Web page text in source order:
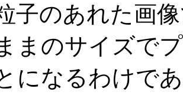
子のあれた画
まのサイズで
になるわけで